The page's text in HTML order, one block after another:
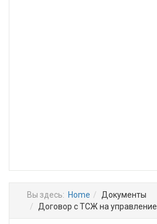
Вы здесь: Home
Документы
Договор с ТСЖ на управление